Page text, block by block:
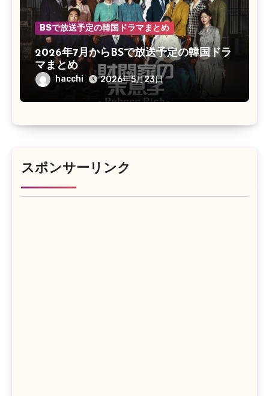
BSで放送予定の韓国ドラマまとめ
2026年7月からBSで放送予定の韓国ドラ
マまとめ
hacchi 2026年5月23日
スポンサーリンク